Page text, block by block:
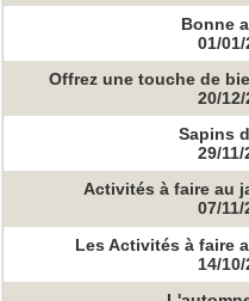
Bonne
01/01/
Offrez une touche de
20/12/
Sapins
29/11/
Activités à faire au
07/11/
Les Activités à faire
14/